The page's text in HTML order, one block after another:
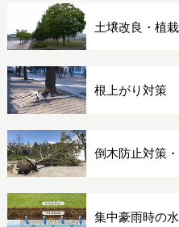
土壌改良・植
根上がり対策
倒木防止対策
集中豪雨時の